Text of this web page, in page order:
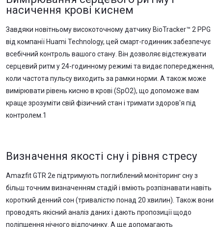
насичення крові киснем
Завдяки новітньому високоточному датчику BioTracker™ 2 PPG
від компанії Huami Technology, цей смарт-годинник забезпечує
всебічний контроль вашого стану. Він дозволяє відстежувати
серцевий ритм у 24-годинному режимі та видає попередження,
коли частота пульсу виходить за рамки норми. А також може
вимірювати рівень кисню в крові (SpO2), що допоможе вам
краще зрозуміти свій фізичний стан і тримати здоров'я під
контролем.1
Визначення якості сну і рівня стресу
Amazfit GTR 2е підтримують поглиблений моніторинг сну з
більш точним визначенням стадій і вміють розпізнавати навіть
короткий денний сон (тривалістю понад 20 хвилин). Також вони
проводять якісний аналіз даних і дають пропозиції щодо
поліпшення нічного відпочинку. А ще допомагають